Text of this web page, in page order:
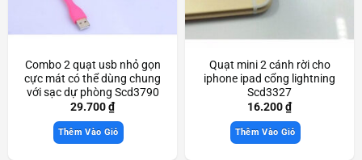
Combo 2 quạt usb nhỏ gọn
cực mát có thể dùng chung
với sạc dự phòng Scd3790
29.700₫
Thêm Vào Giỏ
Quạt mini 2 cánh rời cho
iphone ipad cổng lightning
Scd3327
16.200₫
Thêm Vào Giỏ